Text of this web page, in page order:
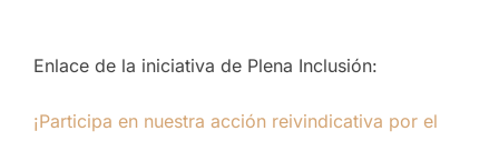
Enlace de la iniciativa de Plena Inclusión:
¡Participa en nuestra acción reivindicativa por el